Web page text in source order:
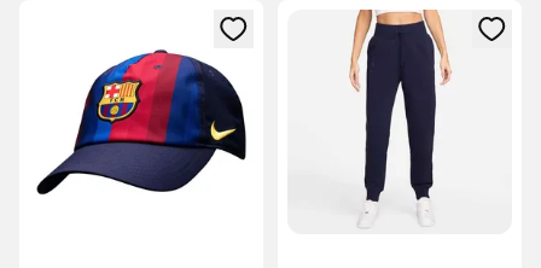
Åbner en Modal til at logge ind eller tilmelde dig som
Åbner en Modal til at logge